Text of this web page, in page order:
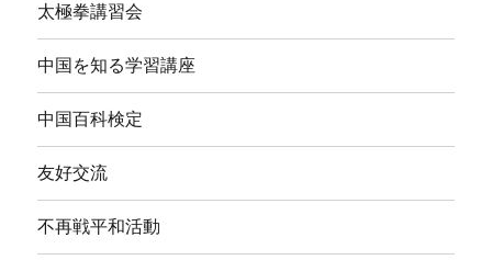
太極拳講習会
中国を知る学習講座
中国百科検定
友好交流
不再戦平和活動